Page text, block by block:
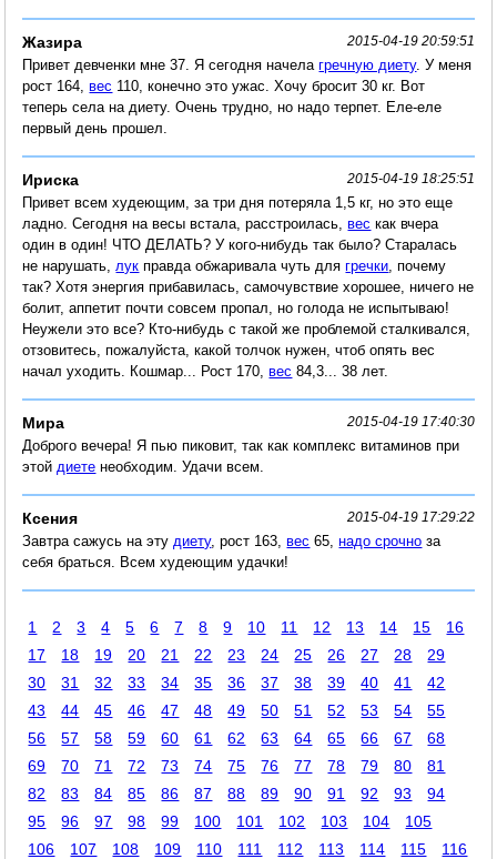
Жазира 2015-04-19 20:59:51
Привет девченки мне 37. Я сегодня начелагречную диету. У меня
рост 164,вес 110, конечно это ужас. Хочу бросит 30 кг. Вот
теперь села на диету. Очень трудно, но надо терпет. Еле-еле
первый день прошел.
Ириска 2015-04-19 18:25:51
Привет всем худеющим, за три дня потеряла 1,5 кг, но это еще
ладно. Сегодня на весы встала, расстроилась,вес как вчера
один в один! ЧТО ДЕЛАТЬ? У кого-нибудь так было? Старалась
не нарушать, лук правда обжаривала чуть длягречки , почему
так? Хотя энергия прибавилась, самочувствие хорошее, ничего не
болит, аппетит почти совсем пропал, но голода не испытываю!
Неужели это все? Кто-нибудь с такой же проблемой сталкивался,
отзовитесь, пожалуйста, какой толчок нужен, чтоб опять вес
начал уходить. Кошмар... Рост 170,вес 84,3... 38 лет.
Мира 2015-04-19 17:40:30
Доброго вечера! Я пью пиковит, так как комплекс витаминов при
этой диете необходим. Удачи всем.
Ксения 2015-04-19 17:29:22
Завтра сажусь на эту диету, рост 163,вес 65,надо срочно за
себя браться. Всем худеющим удачки!
1 2 3 4 5 6 7 8 9 10 11 12 13 14 15
16
17
18 19 20 21 22 23 24 25 26 27 28
29
30
31 32 33 34 35 36 37 38 39 40 41
42
43
44 45 46 47 48 49 50 51 52 53 54
55
56
57 58 59 60 61 62 63 64 65 66 67
68
69
70 71 72 73 74 75 76 77 78 79 80
81
82
83 84 85 86 87 88 89 90 91 92 93
94
95
96 97 98 99 100 101 102 103 104
105
106
107 108 109 110 111 112 113 114 115
116